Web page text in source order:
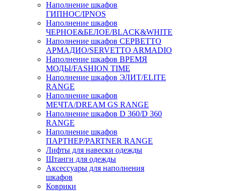
Наполнение шкафов
ГИПНОС/IPNOS
Наполнение шкафов
ЧЕРНОЕ&БЕЛОЕ/BLACK&WHITE
Наполнение шкафов СЕРВЕТТО
АРМАДИО/SERVETTO ARMADIO
Наполнение шкафов ВРЕМЯ
МОДЫ/FASHION TIME
Наполнение шкафов ЭЛИТ/ELITE
RANGE
Наполнение шкафов
МЕЧТА/DREAM GS RANGE
Наполнение шкафов D 360/D 360
RANGE
Наполнение шкафов
ПАРТНЕР/PARTNER RANGE
Лифты для навески одежды
Штанги для одежды
Аксессуары для наполнения
шкафов
Коврики